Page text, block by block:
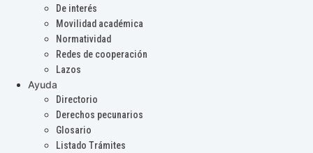
De interés
Movilidad académica
Normatividad
Redes de cooperación
Lazos
Ayuda
Directorio
Derechos pecunarios
Glosario
Listado Trámites